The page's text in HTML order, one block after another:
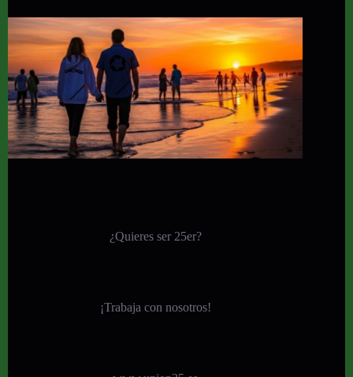
¿Quieres ser 25er?
¡Trabaja con nosotros!